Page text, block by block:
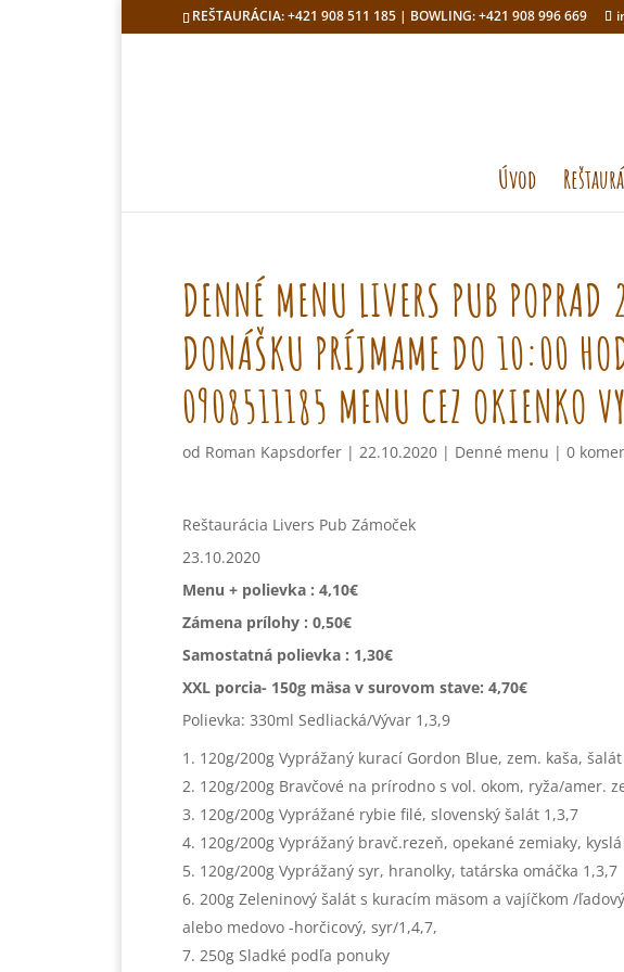
REŠTAURÁCIA: +421 908 511 185 | BOWLING: +421 908 996 669
Úvod
DENNÉ MENU LIVERS PUB
DONÁŠKU PRÍJMAME DO 10:00
0908511185 MENU CEZ OKIENKO
od Roman Kapsdorfer | 22.10.2020 | Denné menu | 0
Reštaurácia Livers Pub Zámoček
23.10.2020
Menu + polievka : 4,10€
Zámena prílohy : 0,50€
Samostatná polievka : 1,30€
XXL porcia- 150g mäsa v surovom stave: 4,70€
Polievka: 330ml Sedliacká/Vývar 1,3,9
120g/200g Vyprážaný kurací Gordon Blue, zem. kaša,
120g/200g Bravčové na prírodno s vol. okom, ryža/amer.
120g/200g Vyprážané rybie filé, slovenský šalát 1,3,7
120g/200g Vyprážaný bravč.rezeň, opekané zemiaky,
120g/200g Vyprážaný syr, hranolky, tatárska omáčka 1,3,7
200g Zeleninový šalát s kuracím mäsom a vajíčkom /
alebo medovo -horčicový, syr/1,4,7,
250g Sladké podľa ponuky